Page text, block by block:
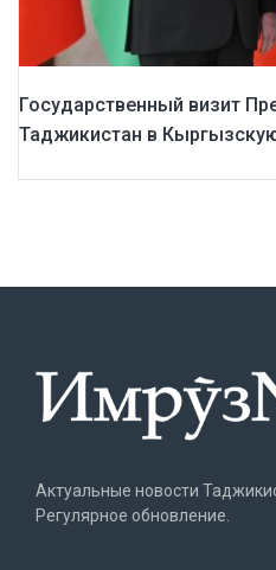
Государственный визит
Таджикистан в
Актуальные новости
Регулярное обновление.